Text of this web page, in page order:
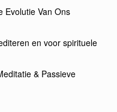
Evolutie Van Ons
en voor spirituele
& Passieve